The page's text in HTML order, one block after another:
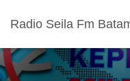
Radio Seila Fm